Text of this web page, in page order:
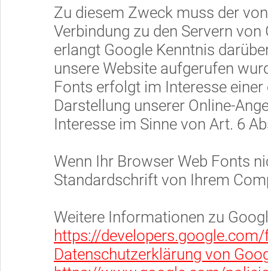
Zu diesem Zweck muss der
Verbindung zu den Servern
erlangt Google Kenntnis
unsere Website aufgerufen
Fonts erfolgt im Interesse
Darstellung unserer Online-
Interesse im Sinne von Art. 6
Wenn Ihr Browser Web Fonts
Standardschrift von Ihrem
Weitere Informationen zu
https://
Datenschutzerklärung von